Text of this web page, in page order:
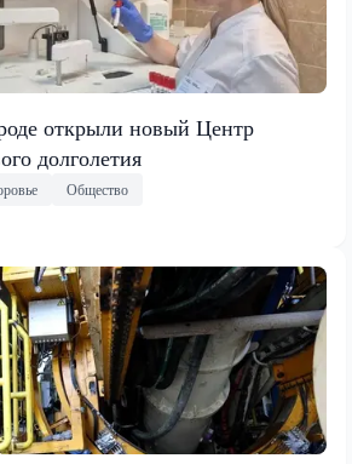
открыли новый Центр
долголетия
Общество